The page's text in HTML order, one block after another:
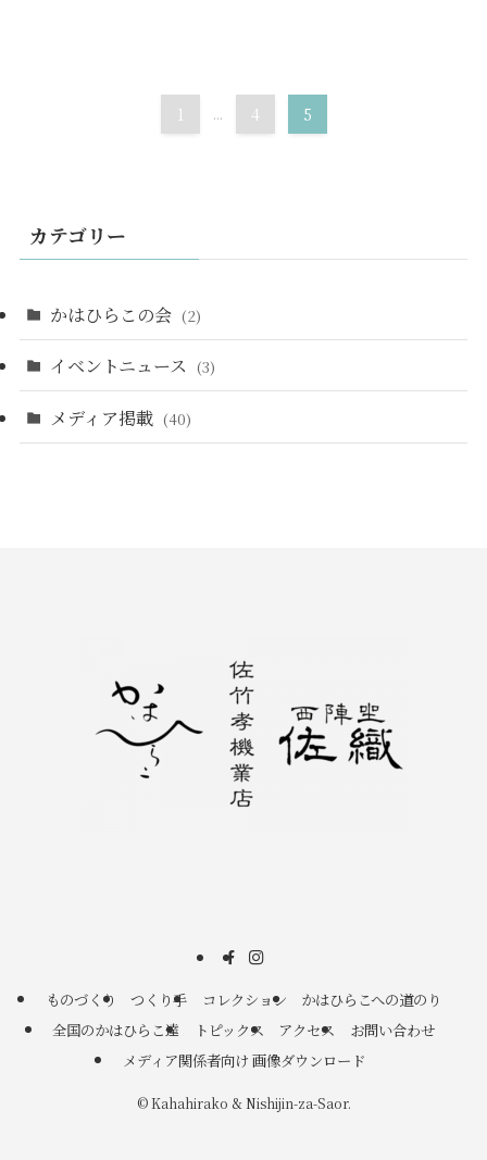
1 ... 4 5
カテゴリー
かはひらこの会 (2)
イベントニュース (3)
メディア掲載 (40)
ものづくり つくり手 コレクション
かはひらこへの道のり
全国のかはひらこ達
トピックス アクセス
お問い合わせ
メディア関係者向け 画像ダウンロード
©Kahahirako & Nishijin-za-Saor.